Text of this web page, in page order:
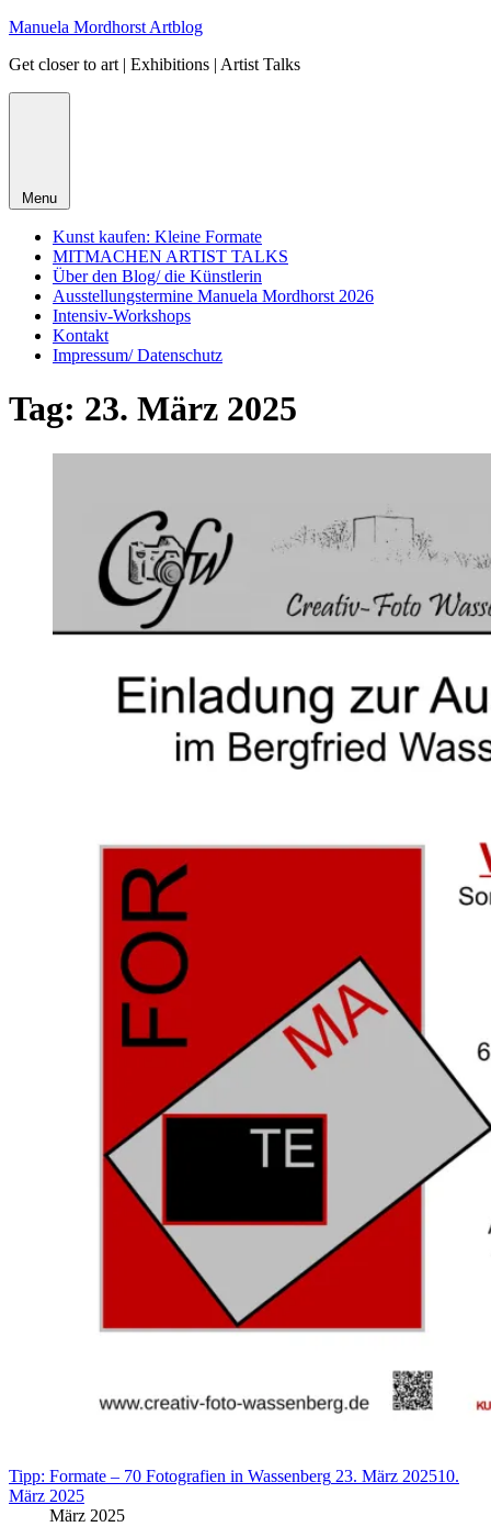
Skip
content
Manuela Mordhorst Artblog
Get closer to art | Exhibitions | Artist Talks
Menu
Kunst kaufen: Kleine Formate
MITMACHEN ARTIST TALKS
Über den Blog/ die Künstlerin
Ausstellungstermine Manuela Mordhorst 2026
Intensiv-Workshops
Kontakt
Impressum/ Datenschutz
Tag: 23. März 2025
Tipp: Formate – 70 Fotografien in Wassenberg 23. März 202510.
März 2025
März 2025